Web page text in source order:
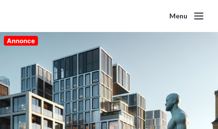
Menu
Annonce